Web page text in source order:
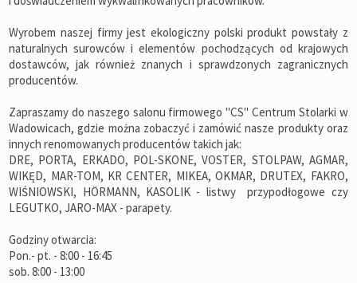
Wyrobem naszej firmy jest ekologiczny polski produkt powstały z
naturalnych surowców i elementów pochodzących od krajowych
dostawców, jak również znanych i sprawdzonych zagranicznych
producentów.
Zapraszamy do naszego salonu firmowego "CS" Centrum Stolarki w
Wadowicach, gdzie można zobaczyć i zamówić nasze produkty oraz
innych renomowanych producentów takich jak:
DRE, PORTA, ERKADO, POL-SKONE, VOSTER, STOLPAW, AGMAR,
WIKĘD, MAR-TOM, KR CENTER, MIKEA, OKMAR, DRUTEX, FAKRO,
WIŚNIOWSKI, HÖRMANN, KASOLIK - listwy przypodłogowe czy
LEGUTKO, JARO-MAX - parapety.
Godziny otwarcia:
Pon.- pt. - 8:00 - 16:45
sob. 8:00 - 13:00